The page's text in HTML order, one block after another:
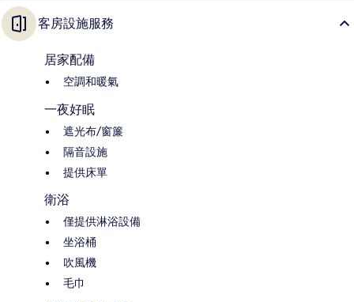
客房設施服務
居家配備
空調和暖氣
一夜好眠
遮光布/窗簾
隔音設施
提供床單
衛浴
僅提供淋浴設備
坐浴桶
吹風機
毛巾